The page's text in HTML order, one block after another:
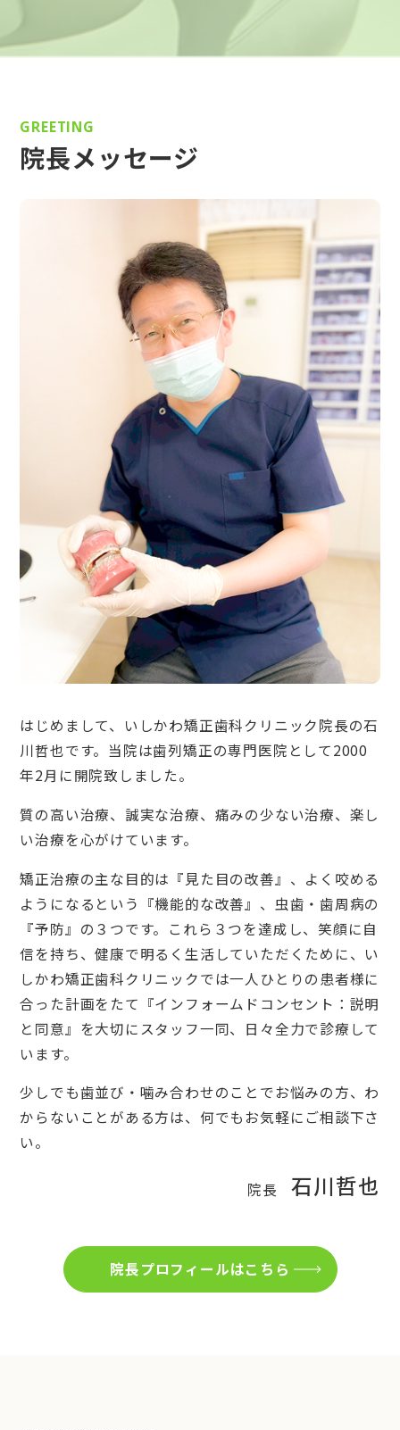
GREETING
院長メッセージ
はじめまして、いしかわ矯正歯科クリニック院長の石
川哲也です。当院は歯列矯正の専門医院として2000
年2月に開院致しました。
質の高い治療、誠実な治療、痛みの少ない治療、楽し
い治療を心がけています。
矯正治療の主な目的は『見た目の改善』、よく咬める
ようになるという『機能的な改善』、虫歯・歯周病の
『予防』の３つです。これら３つを達成し、笑顔に自
信を持ち、健康で明るく生活していただくために、い
しかわ矯正歯科クリニックでは一人ひとりの患者様に
合った計画をたて『インフォームドコンセント：説明
と同意』を大切にスタッフ一同、日々全力で診療して
います。
少しでも歯並び・噛み合わせのことでお悩みの方、わ
からないことがある方は、何でもお気軽にご相談下さ
い。
院長 石川哲也
院長プロフィールはこちら